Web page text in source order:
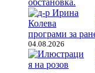
програми за
04.08.2026